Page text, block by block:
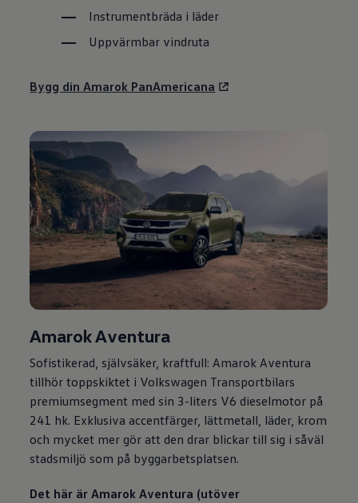
Instrumentbräda i läder
Uppvärmbar vindruta
Bygg din Amarok PanAmericana
Amarok Aventura
Sofistikerad, självsäker, kraftfull: Amarok Aventura
tillhör toppskiktet i Volkswagen Transportbilars
premiumsegment med sin 3-liters V6 dieselmotor på
241 hk. Exklusiva accentfärger, lättmetall, läder, krom
och mycket mer gör att den drar blickar till sig i såväl
stadsmiljö som på byggarbetsplatsen.
Det här är Amarok Aventura (utöver